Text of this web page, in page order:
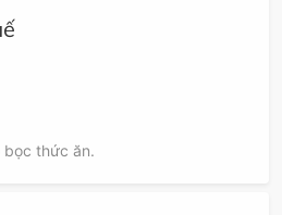
bọc thức ăn.